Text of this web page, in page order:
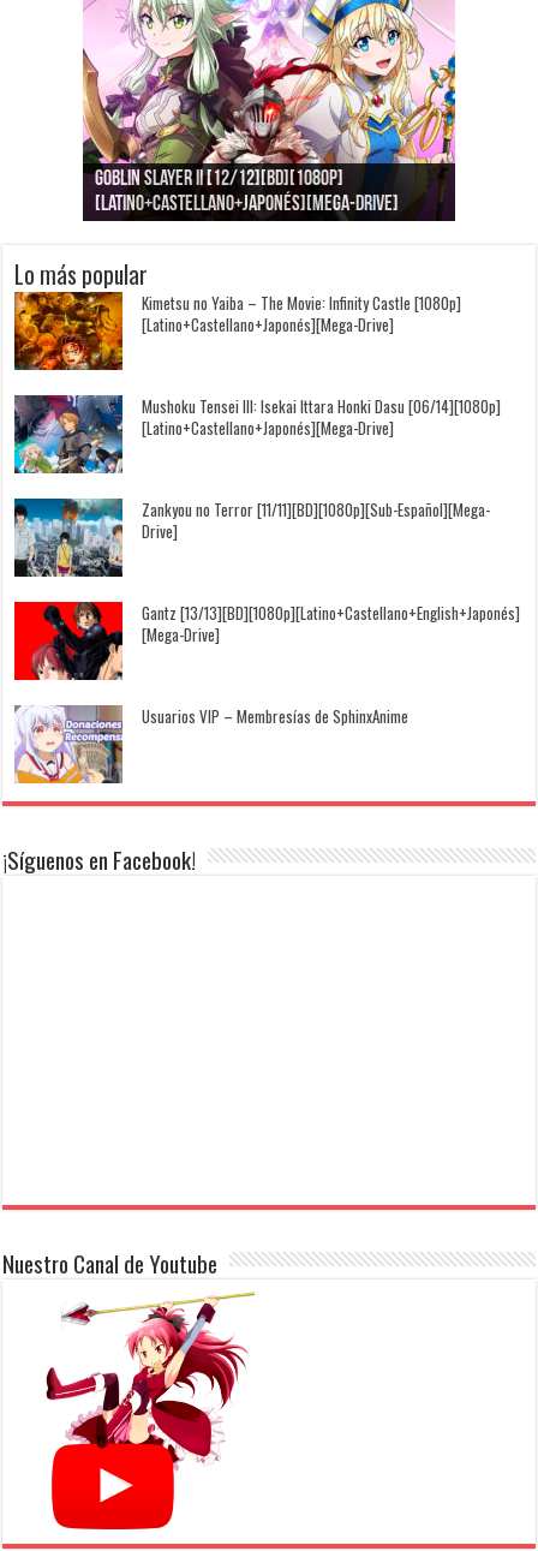
Goblin Slayer II [12/12][BD][1080p]
[Latino+Castellano+Japonés][Mega-Drive]
Jujutsu Kaisen: Kaigyoku/Gyokusetsu [1080p]
[Latino+Japonés][Mega-Drive]
Kimi to, Nami ni Noretara [BD][1080p]
[Latino+Castellano+Japonés][Mega-Drive]
Nukitashi the Animation [11/11+OVAS][BD]
[1080p][Sub-Español][Mega-Drive]
Kimi wa Houkago Insomnia [13/13][BD][1080p]
[Castellano+English+Japonés][Mega-Drive]
Getsuyoubi no Tawawa [12/12+Especiales][BD]
[1080p][Sub-Español][Mega-Drive]
Lo más popular
Kimetsu no Yaiba – The Movie: Infinity Castle [1080p]
[Latino+Castellano+Japonés][Mega-Drive]
Mushoku Tensei III: Isekai Ittara Honki Dasu [06/14][1080p]
[Latino+Castellano+Japonés][Mega-Drive]
Zankyou no Terror [11/11][BD][1080p][Sub-Español][Mega-
Drive]
Gantz [13/13][BD][1080p][Latino+Castellano+English+Japonés]
[Mega-Drive]
Usuarios VIP – Membresías de SphinxAnime
¡Síguenos en Facebook!
Nuestro Canal de Youtube